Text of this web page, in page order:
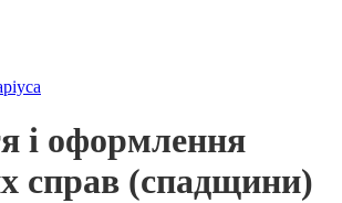
і оформлення
справ (спадщини)